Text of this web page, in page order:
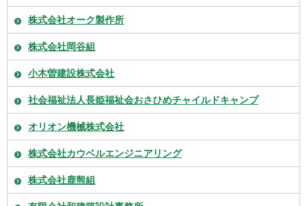
株式会社オーク製作所
株式会社岡谷組
小木曽建設株式会社
社会福祉法人長姫福祉会おさひめチャイルドキャンプ
オリオン機械株式会社
株式会社カウベルエンジニアリング
株式会社鹿熊組